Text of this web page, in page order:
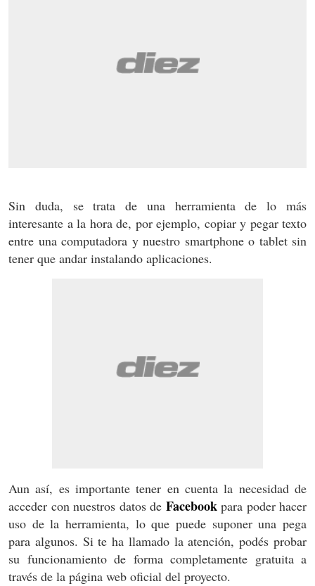
Sin duda, se trata de una herramienta de lo más
interesante a la hora de, por ejemplo, copiar y pegar texto
entre una computadora y nuestro smartphone o tablet sin
tener que andar instalando aplicaciones.
Aun así, es importante tener en cuenta la necesidad de
acceder con nuestros datos de Facebookpara poder hacer
uso de la herramienta, lo que puede suponer una pega
para algunos. Si te ha llamado la atención, podés probar
su funcionamiento de forma completamente gratuita a
través de la página web oficial del proyecto.